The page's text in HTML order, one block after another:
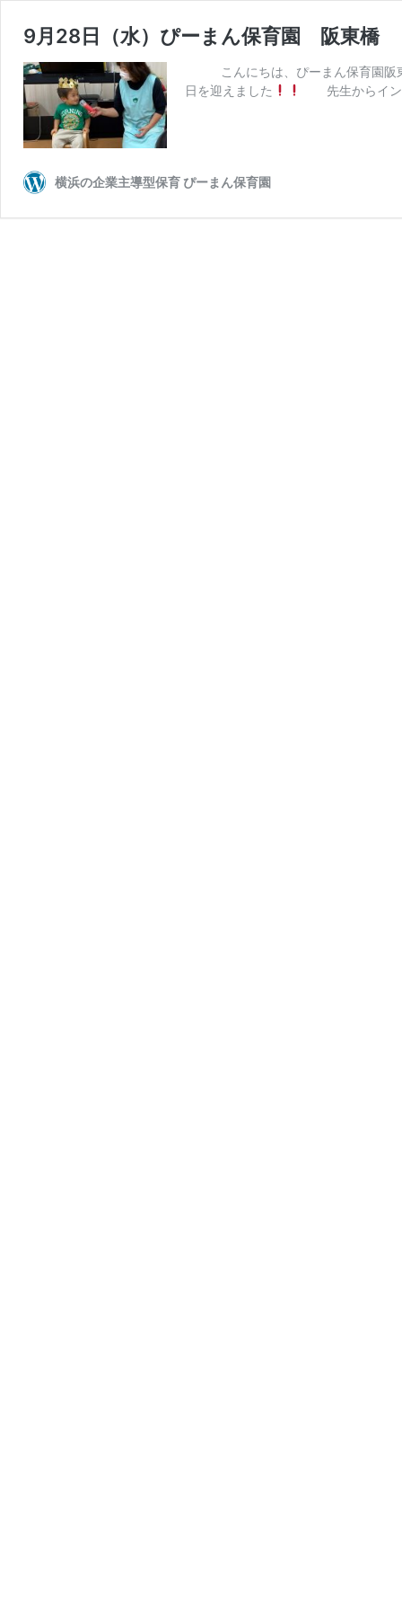
9月28日（水）ぴーまん保育園 阪東橋
こんにちは、ぴーまん保育園阪
日を迎えました
先生からイン
横浜の企業主導型保育 ぴーまん保育園